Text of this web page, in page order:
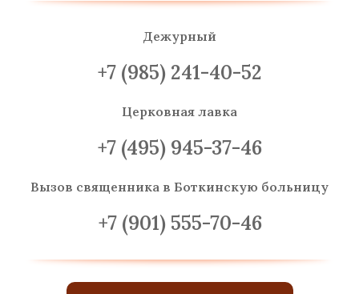
Дежурный
+7 (985) 241-40-52
Церковная лавка
+7 (495) 945-37-46
Вызов священника в Боткинскую больницу
+7 (901) 555-70-46